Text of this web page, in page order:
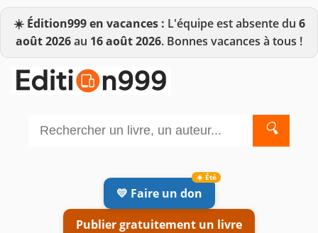
☀️ Édition999 en vacances : L'équipe est absente du 6
août 2026au 16 août 2026. Bonnes vacances à tous !
🔍
💛 Faire un don
Publier gratuitement un livre